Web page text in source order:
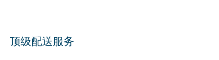
顶级配送服务